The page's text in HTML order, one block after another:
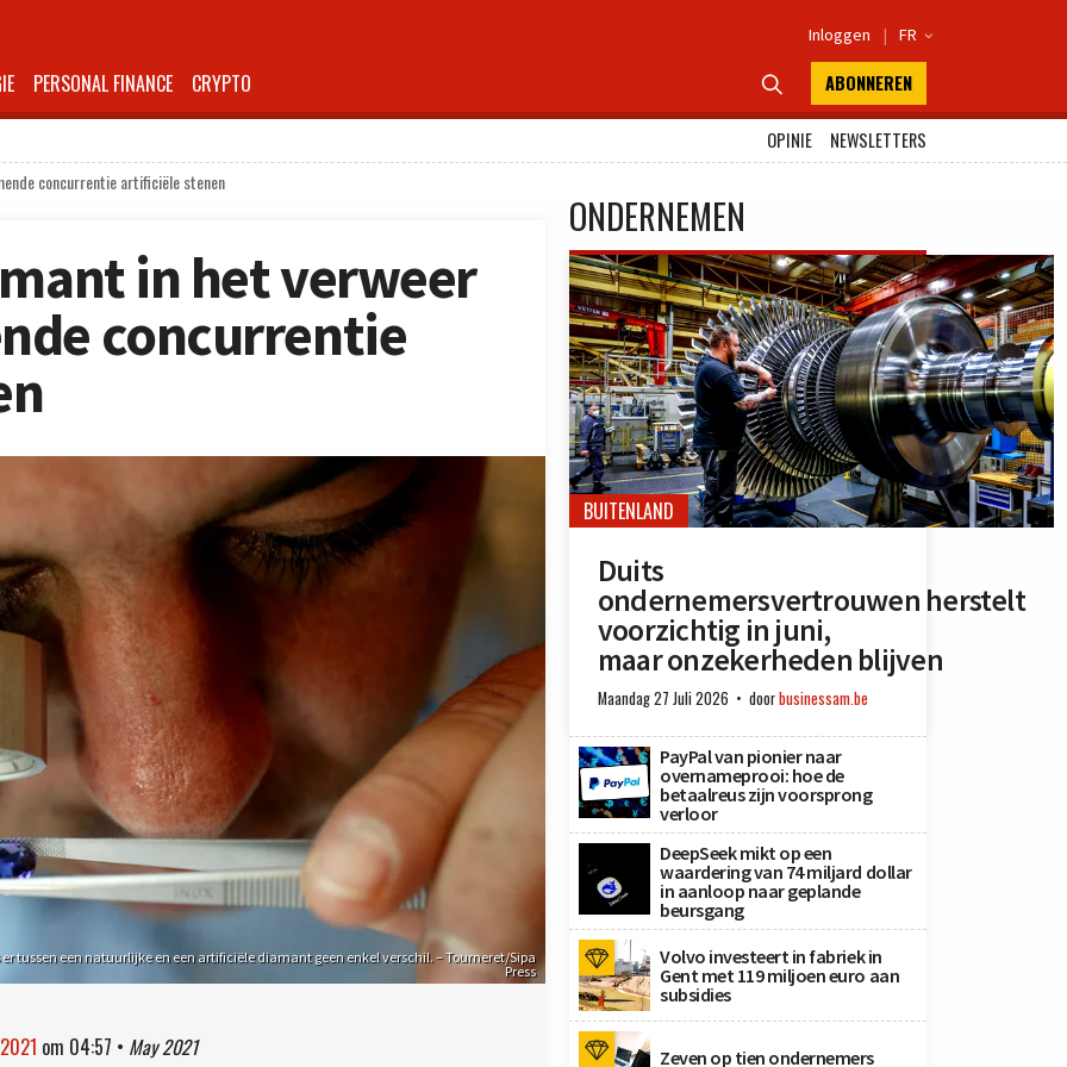
Inloggen | FR 
PERSONAL FINANCE CRYPTO  ABONNEREN
OPINIE
NEWSLETTERS
concurrentie artificiële stenen
in het verweer
concurrentie
er tussen een natuurlijke en een artificiële diamant geen enkel verschil. – Tourneret/Sipa
Press
om 04:57 • May 2021
ONDERNEMEN
BUITENLAND
Duits
ondernemersvertrouwen herstelt
voorzichtig in juni,
maar onzekerheden blijven
Maandag 27 Juli 2026 doorbusinessam.be
PayPal van pionier naar
overnameprooi: hoe de
betaalreus zijn voorsprong
verloor
DeepSeek mikt op een
waardering van 74 miljard dollar
in aanloop naar geplande
beursgang
Volvo investeert in fabriek in
Gent met 119 miljoen euro aan
subsidies
Zeven op tien ondernemers